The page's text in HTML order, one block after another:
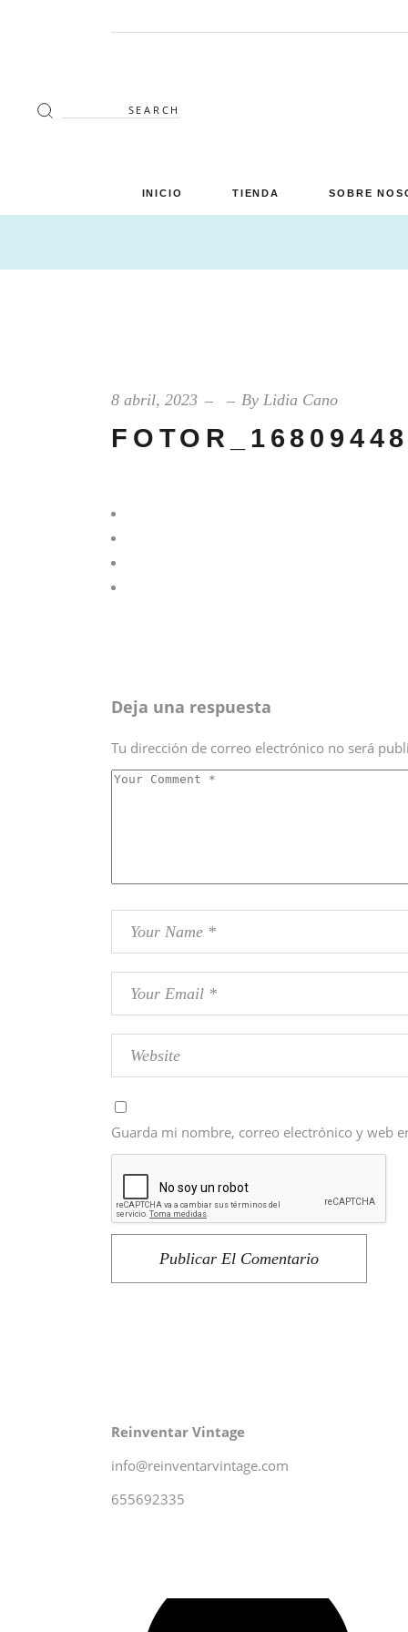
Search
for:
INICIO TIENDA
Verano en tu terraza
SOBRE
8 abril, 2023 By Lidia Cano
Deja una respuesta
Tu dirección de correo electrónico no será
Guarda mi nombre, correo electrónico y web
Publicar El Comentario
Reinventar Vintage
info@reinventarvintage.com
655692335